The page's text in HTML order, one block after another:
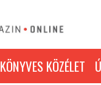
KÖNYVES KÖZÉLET